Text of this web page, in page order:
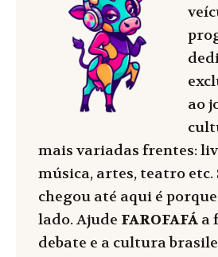
ao
mais variadas frentes:
música, artes, teatro etc.
chegou até aqui é
lado. Ajude FAROFAFÁ a
debate e a cultura